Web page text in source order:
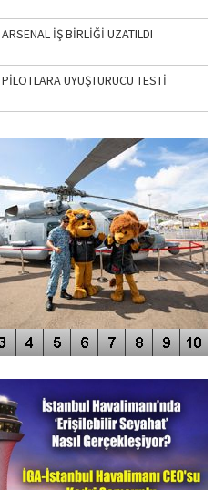
ARSENAL İŞ BİRLİĞİ UZATILDI
PİLOTLARA UYUŞTURUCU TESTİ
2020
HAVALİMANI